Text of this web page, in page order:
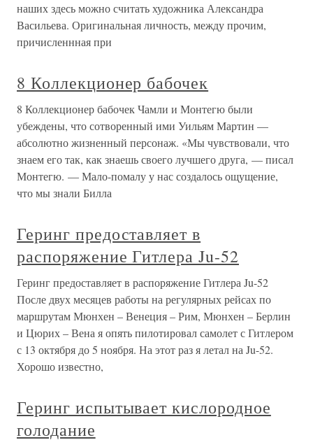
наших здесь можно считать художника Александра
Васильева. Оригинальная личность, между прочим,
причисленнная при
8 Коллекционер бабочек
8 Коллекционер бабочек Чамли и Монтегю были
убеждены, что сотворенный ими Уильям Мартин —
абсолютно жизненный персонаж. «Мы чувствовали, что
знаем его так, как знаешь своего лучшего друга, — писал
Монтегю. — Мало-помалу у нас создалось ощущение,
что мы знали Билла
Геринг предоставляет в
распоряжение Гитлера Ju-52
Геринг предоставляет в распоряжение Гитлера Ju-52
После двух месяцев работы на регулярных рейсах по
маршрутам Мюнхен – Венеция – Рим, Мюнхен – Берлин
и Цюрих – Вена я опять пилотировал самолет с Гитлером
с 13 октября до 5 ноября. На этот раз я летал на Ju-52.
Хорошо известно,
Геринг испытывает кислородное
голодание